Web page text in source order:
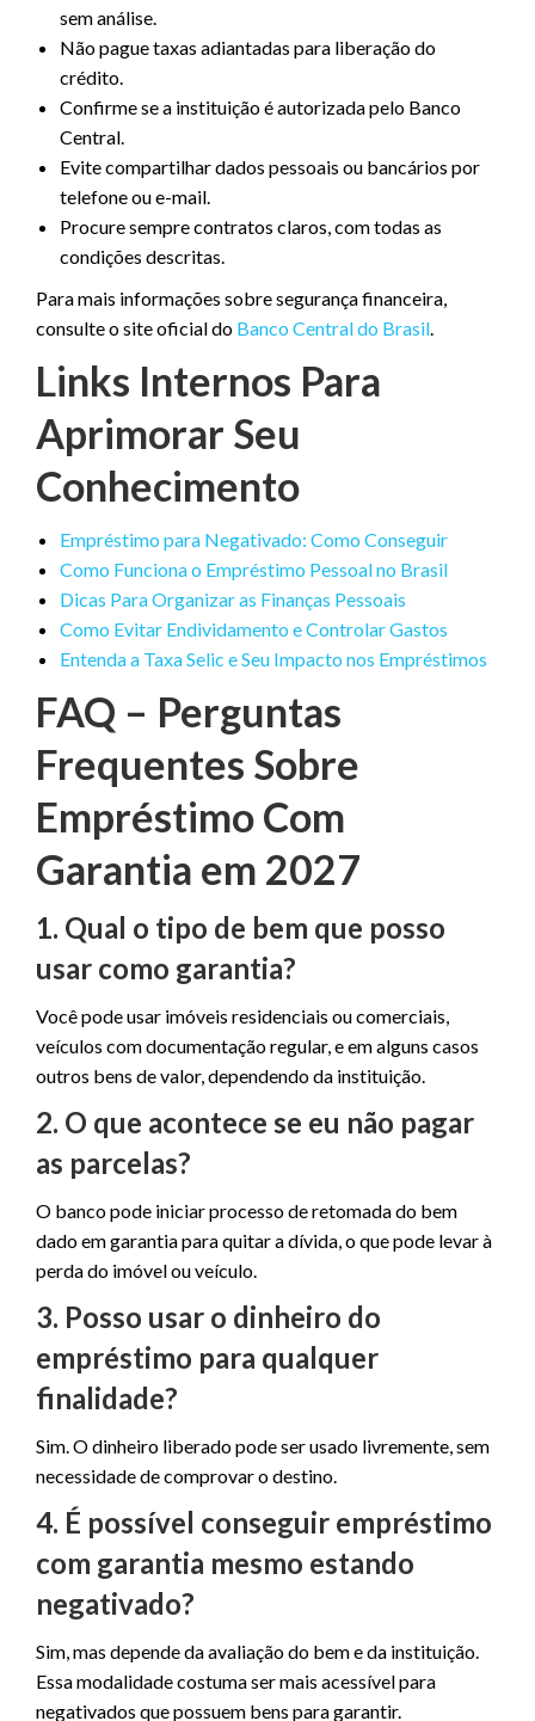
sem análise.
Não pague taxas adiantadas para liberação do
crédito.
Confirme se a instituição é autorizada pelo Banco
Central.
Evite compartilhar dados pessoais ou bancários por
telefone ou e-mail.
Procure sempre contratos claros, com todas as
condições descritas.
Para mais informações sobre segurança financeira,
consulte o site oficial do Banco Central do Brasil.
Links Internos Para
Aprimorar Seu
Conhecimento
Empréstimo para Negativado: Como Conseguir
Como Funciona o Empréstimo Pessoal no Brasil
Dicas Para Organizar as Finanças Pessoais
Como Evitar Endividamento e Controlar Gastos
Entenda a Taxa Selic e Seu Impacto nos Empréstimos
FAQ – Perguntas
Frequentes Sobre
Empréstimo Com
Garantia em 2027
1. Qual o tipo de bem que posso
usar como garantia?
Você pode usar imóveis residenciais ou comerciais,
veículos com documentação regular, e em alguns casos
outros bens de valor, dependendo da instituição.
2. O que acontece se eu não pagar
as parcelas?
O banco pode iniciar processo de retomada do bem
dado em garantia para quitar a dívida, o que pode levar à
perda do imóvel ou veículo.
3. Posso usar o dinheiro do
empréstimo para qualquer
finalidade?
Sim. O dinheiro liberado pode ser usado livremente, sem
necessidade de comprovar o destino.
4. É possível conseguir empréstimo
com garantia mesmo estando
negativado?
Sim, mas depende da avaliação do bem e da instituição.
Essa modalidade costuma ser mais acessível para
negativados que possuem bens para garantir.